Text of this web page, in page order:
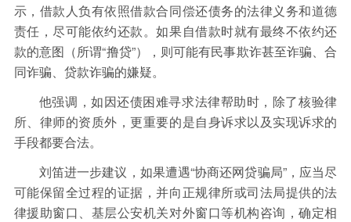
示，借款人负有依照借款合同偿还债务的法律义务和道德
责任，尽可能依约还款。如果自借款时就有最终不依约还
款的意图（所谓“撸贷”），则可能有民事欺诈甚至诈骗、合
同诈骗、贷款诈骗的嫌疑。
他强调，如因还债困难寻求法律帮助时，除了核验律
所、律师的资质外，更重要的是自身诉求以及实现诉求的
手段都要合法。
刘笛进一步建议，如果遭遇“协商还网贷骗局”，应当尽
可能保留全过程的证据，并向正规律所或司法局提供的法
律援助窗口、基层公安机关对外窗口等机构咨询，确定相